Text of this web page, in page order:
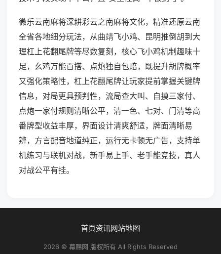
微乐云南麻将深耕彩云之南麻将文化，精准还原云南
全省各地细分玩法，从曲靖飞小鸡、昆明推倒胡到大
理杠上花翻尾牌等尽数复刻，核心飞小鸡机制趣味十
足，幺鸡万能百搭、点炮独自包赔，既提升胡牌概率
又强化策略性，杠上花翻尾牌让玩家提前掌握关键牌
信息，对局更具预判性，流局查大叫、自摸三家付、
点炮一家付规则清晰公平，清一色、七对、门清等高
番牌型收益丰厚，界面设计清爽舒适，牌面清晰易
辨，方言配音地道纯正，运行无卡顿无广告，支持单
机练习与联机对战，新手易上手、老手能竞技，真人
对战公平有挂。
首页资讯网站地图
2026 © 幕赐网 版权所有 All Rights Reserved